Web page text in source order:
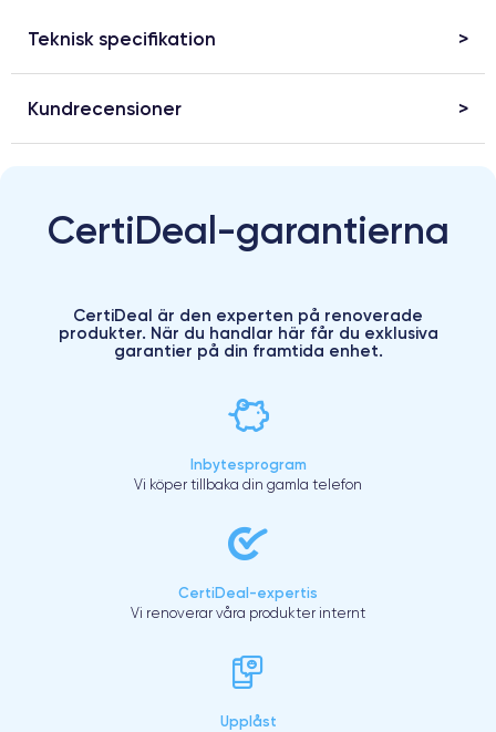
Teknisk specifikation
Kundrecensioner
CertiDeal-garantierna
CertiDeal är den experten på renoverade
produkter. När du handlar här får du exklusiva
garantier på din framtida enhet.
Inbytesprogram
Vi köper tillbaka din gamla telefon
CertiDeal-expertis
Vi renoverar våra produkter internt
Upplåst